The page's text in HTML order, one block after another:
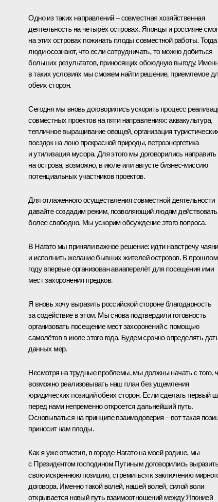
Одно из таких направлений – совместная хозяйственная
деятельность на четырёх островах. Японцы и россияне
на этих островах пожинать плоды совместной работы. Тогда
люди осознают, что если сотрудничать, то можно добиться
больших результатов, приносящих обоюдную выгоду.
в таких условиях мы сможем найти решение, приемлемое
обеих сторон.
Сегодня мы вновь договорились ускорить процесс
совместных проектов на пяти направлениях: аквакультура,
тепличное выращивание овощей, организация
поездок на лоно прекрасной природы, ветроэнергетика
и утилизация мусора. Для этого мы договорились направить
на острова, возможно, в июле или августе бизнес-миссию
потенциальных участников проектов.
Для отлаженного осуществления совместной деятельности
давайте создадим режим, позволяющий людям действовать
более свободно. Мы ускорим обсуждение этого вопроса.
В Нагато мы приняли важное решение: идти навстречу
и исполнить желание бывших жителей островов. В прошлом
году впервые организован авиаперелёт для посещения ими
мест захоронения предков.
Я вновь хочу выразить российской стороне благодарность
за содействие в этом. Мы снова подтвердили готовность
организовать посещение мест захоронений с помощью
самолётов в июле этого года. Будем срочно определять
данных мер.
Несмотря на трудные проблемы, мы должны начать с того,
возможно реализовывать наш план без ущемления
юридических позиций обеих сторон. Если сделать первый
перед нами непременно откроется дальнейший путь.
Основываться на принципе взаимодоверия – вот такая
приносит нам плоды.
Как я уже отметил, в городе Нагато на моей родине, мы
с Президентом господином Путиным договорились выразить
свою искреннюю позицию, стремиться к заключению
договора. Именно такой волей, нашей волей, силой воли
открывается новый путь взаимоотношений между Японией